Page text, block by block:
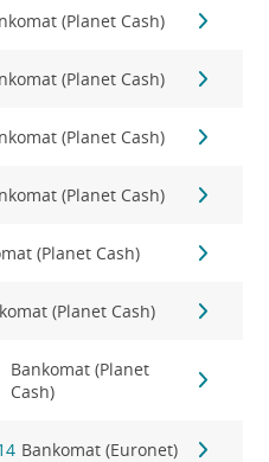
(Planet Cash)
(Planet Cash)
(Planet Cash)
(Planet Cash)
(Planet Cash)
(Planet Cash)
Bankomat (Planet
Cash)
Bankomat (Euronet)